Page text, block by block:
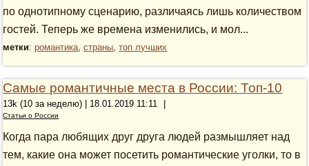
по однотипному сценарию, различаясь лишь количеством
гостей. Теперь же времена изменились, и мол...
метки:романтика,страны,топ лучших
Самые романтичные места в России: Топ-10
13k (10 за неделю) | 18.01.2019 11:11
Статьи о России
Когда пара любящих друг друга людей размышляет над
тем, какие она может посетить романтические уголки, то в